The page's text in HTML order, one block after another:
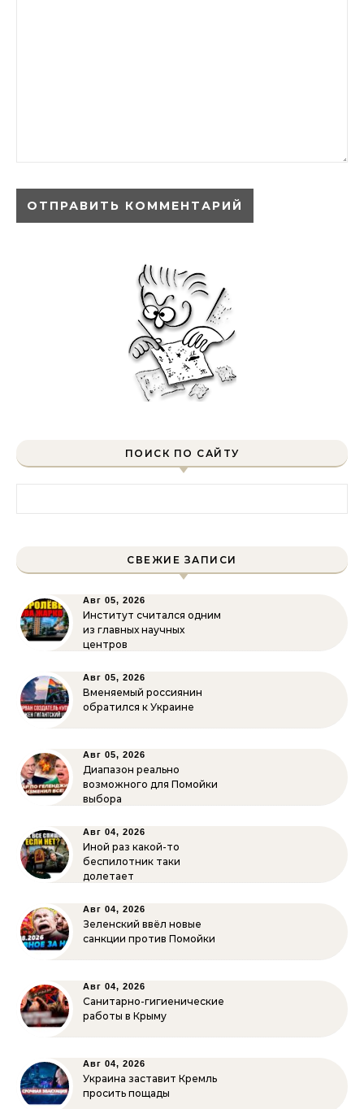
ПОИСК ПО САЙТУ
СВЕЖИЕ ЗАПИСИ
Авг 05, 2026
Институт считался одним
из главных научных
центров
Авг 05, 2026
Вменяемый россиянин
обратился к Украине
Авг 05, 2026
Диапазон реально
возможного для Помойки
выбора
Авг 04, 2026
Иной раз какой-то
беспилотник таки
долетает
Авг 04, 2026
Зеленский ввёл новые
санкции против Помойки
Авг 04, 2026
Санитарно-гигиенические
работы в Крыму
Авг 04, 2026
Украина заставит Кремль
просить пощады